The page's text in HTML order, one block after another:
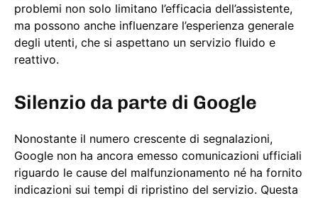
problemi non solo limitano l’efficacia dell’assistente,
ma possono anche influenzare l’esperienza generale
degli utenti, che si aspettano un servizio fluido e
reattivo.
Silenzio da parte di Google
Nonostante il numero crescente di segnalazioni,
Google non ha ancora emesso comunicazioni ufficiali
riguardo le cause del malfunzionamento né ha fornito
indicazioni sui tempi di ripristino del servizio. Questa